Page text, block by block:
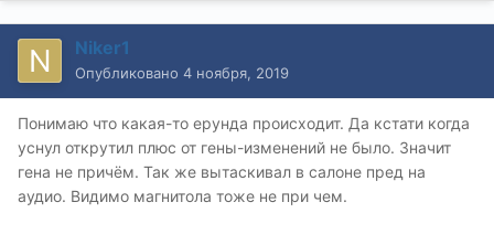
Niker1
Опубликовано 4 ноября, 2019
Понимаю что какая-то ерунда происходит. Да кстати когда
уснул открутил плюс от гены-изменений не было. Значит
гена не причём. Так же вытаскивал в салоне пред на
аудио. Видимо магнитола тоже не при чем.